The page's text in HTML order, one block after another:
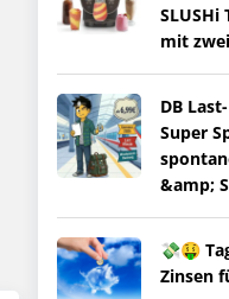
SLUSHi
mit
DB
Super
&amp;
💸🤑
Zinsen